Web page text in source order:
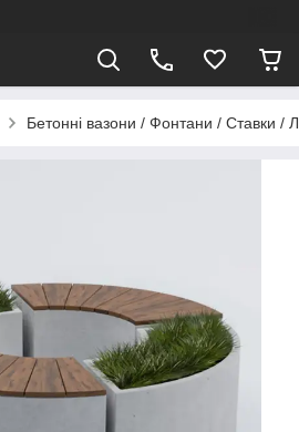
Бетонні вазони / Фонтани / Ставки /